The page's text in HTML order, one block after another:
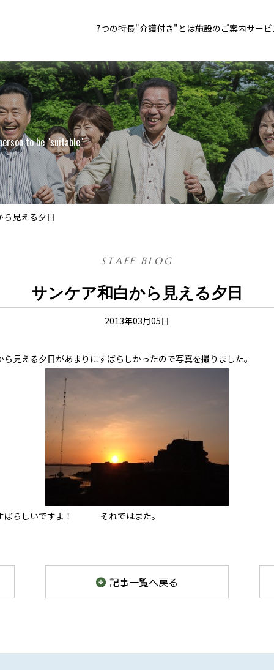
7つの特長"介護付き"とは施設のご案内サー
to be "suitable"
ら見える夕日
STAFF BLOG
サンケア和白から見える夕日
2013年03月05日
見える夕日があまりにすばらしかったので写真
ばらしいですよ！ それではまた。
記事一覧へ戻る